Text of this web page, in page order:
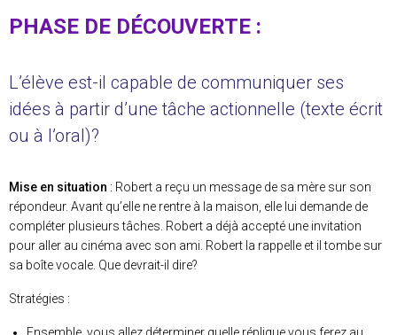
PHASE DE DÉCOUVERTE :
L’élève est-il capable de communiquer ses
idées à partir d’une tâche actionnelle (texte écrit
ou à l’oral)?
Mise en situation : Robert a reçu un message de sa mère sur son
répondeur. Avant qu’elle ne rentre à la maison, elle lui demande de
compléter plusieurs tâches. Robert a déjà accepté une invitation
pour aller au cinéma avec son ami. Robert la rappelle et il tombe sur
sa boîte vocale. Que devrait-il dire?
Stratégies :